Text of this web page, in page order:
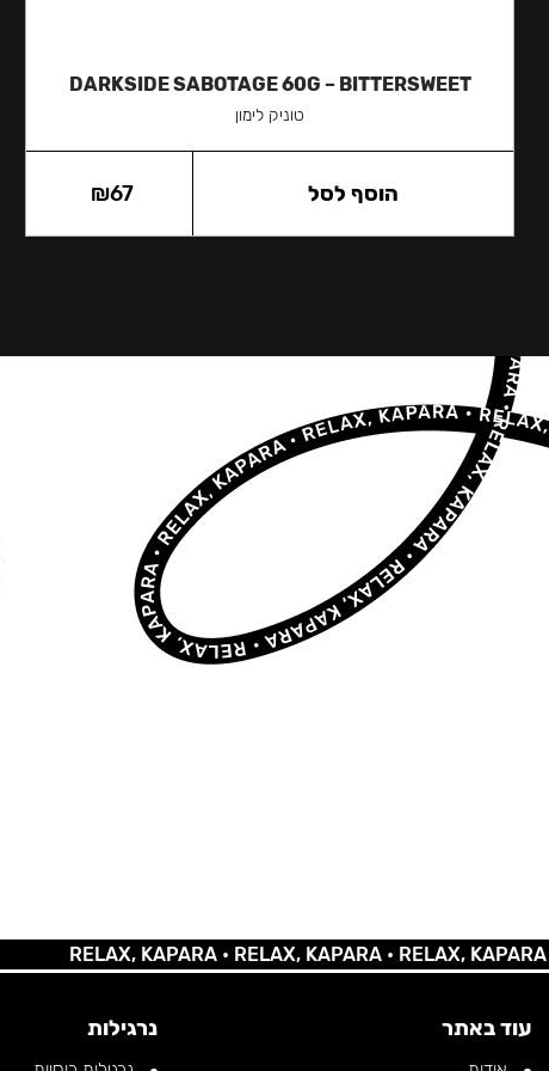
DARKSIDE SABOTAGE 60G – BITTERSWEET
טוניק לימון
₪67 הוסף לסל
RELAX, KAPARA •RELAX, KAPARA •RELAX, KAPARA •
עוד באתר נרגילות